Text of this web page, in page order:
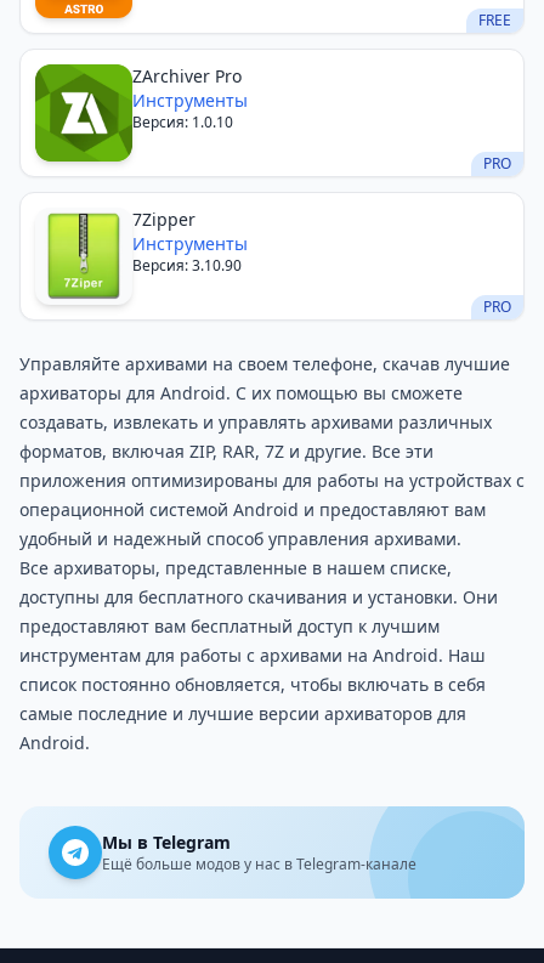
FREE
ZArchiver Pro
Инструменты
Версия: 1.0.10
PRO
7Zipper
Инструменты
Версия: 3.10.90
PRO
Управляйте архивами на своем телефоне, скачав лучшие
архиваторы для Android. С их помощью вы сможете
создавать, извлекать и управлять архивами различных
форматов, включая ZIP, RAR, 7Z и другие. Все эти
приложения оптимизированы для работы на устройствах с
операционной системой Android и предоставляют вам
удобный и надежный способ управления архивами.
Все архиваторы, представленные в нашем списке,
доступны для бесплатного скачивания и установки. Они
предоставляют вам бесплатный доступ к лучшим
инструментам для работы с архивами на Android. Наш
список постоянно обновляется, чтобы включать в себя
самые последние и лучшие версии архиваторов для
Android.
Мы в Telegram
Ещё больше модов у нас в Telegram-канале